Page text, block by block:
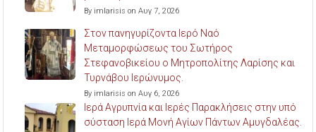
By imlarisis on Αυγ 7, 2026
Στον πανηγυρίζοντα Ιερό Ναό
Μεταμορφώσεως του Σωτήρος
Στεφανοβικείου ο Μητροπολίτης Λαρίσης και
Τυρνάβου Ιερώνυμος.
By imlarisis on Αυγ 6, 2026
Ιερά Αγρυπνία και Ιερές Παρακλήσεις στην υπό
σύσταση Ιερά Μονή Αγίων Πάντων Αμυγδαλέας.